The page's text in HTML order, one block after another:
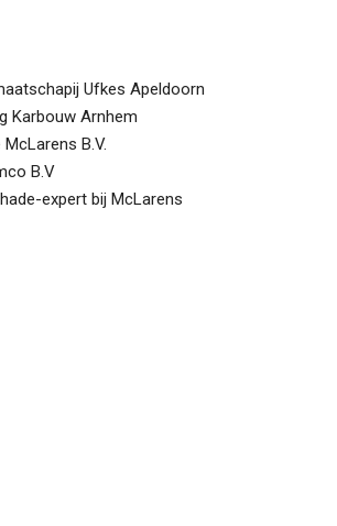
Ufkes Apeldoorn
Karbouw Arnhem
B.V.
B.V
expert bij McLarens